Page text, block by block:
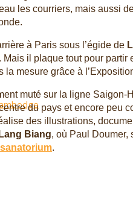
les courriers, mais aussi
à Paris sous l’égide de
il plaque tout pour partir
mesure grâce à
muté sur la ligne Saigon-
du pays et encore peu
des illustrations,
Biang, où Paul Doumer,
.